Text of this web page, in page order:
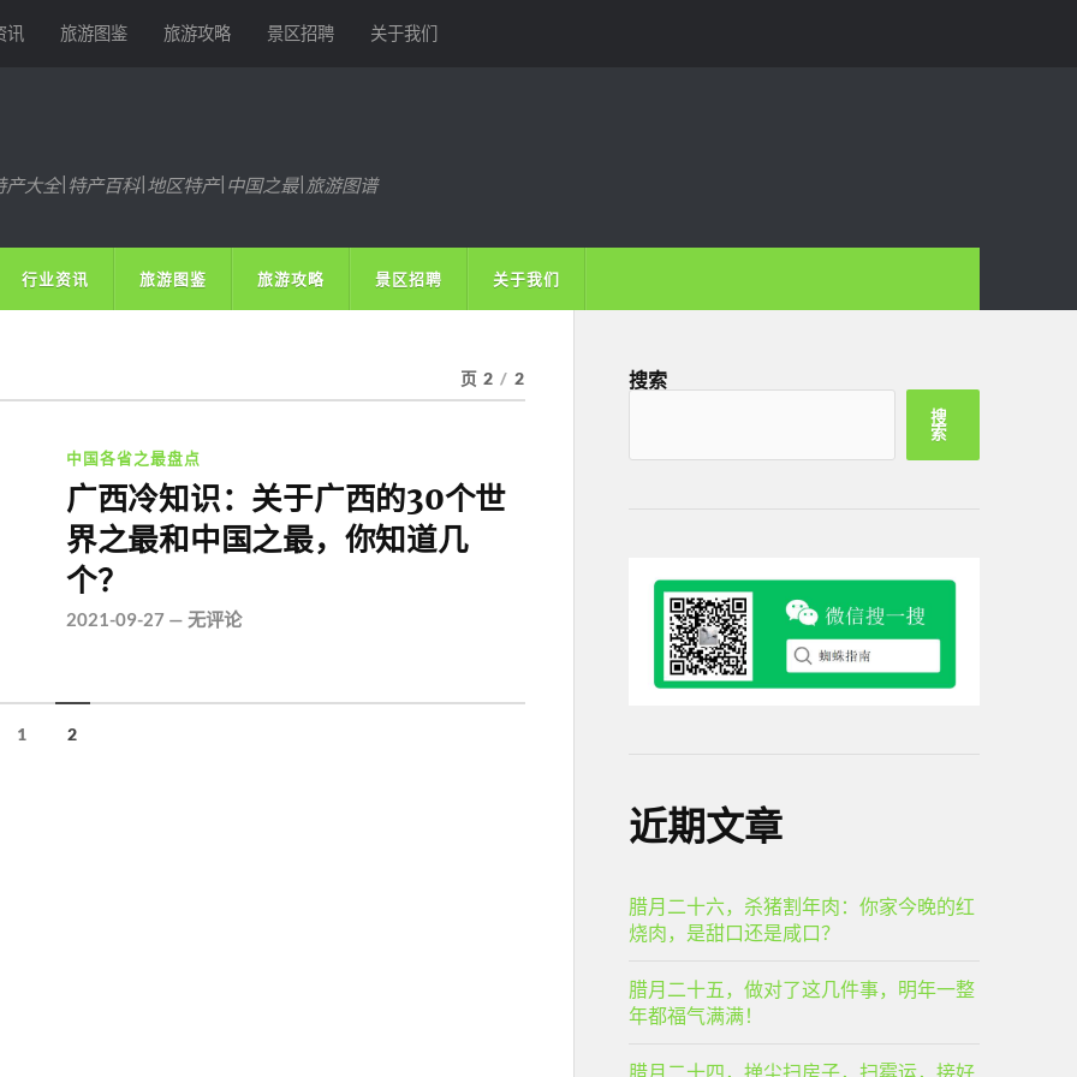
讯 旅游图鉴 旅游攻略 景区招聘 关于我们
大全|特产百科|地区特产|中国之最|旅游图谱
行业资讯 旅游图鉴 旅游攻略 景区招聘 关于我们
页 2 / 2
中国各省之最盘点
广西冷知识：关于广西的30个世
界之最和中国之最，你知道几
个？
2021-09-27— 无评论
1 2
搜索
搜
索
近期文章
腊月二十六，杀猪割年肉：你家今晚的红
烧肉，是甜口还是咸口？
腊月二十五，做对了这几件事，明年一整
年都福气满满！
腊月二十四，掸尘扫房子，扫霉运，接好